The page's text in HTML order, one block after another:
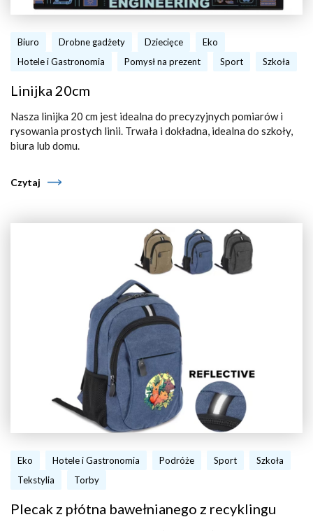
Biuro Drobne gadżety Dziecięce
Eko
Hotele i Gastronomia
Pomysł na prezent Sport Szkoła
Linijka 20cm
Nasza linijka 20 cm jest idealna do precyzyjnych pomiarów i
rysowania prostych linii. Trwała i dokładna, idealna do szkoły,
biura lub domu.
Czytaj
Eko Hotele i Gastronomia Podróże Sport
Szkoła
Tekstylia
Torby
Plecak z płótna bawełnianego z recyklingu